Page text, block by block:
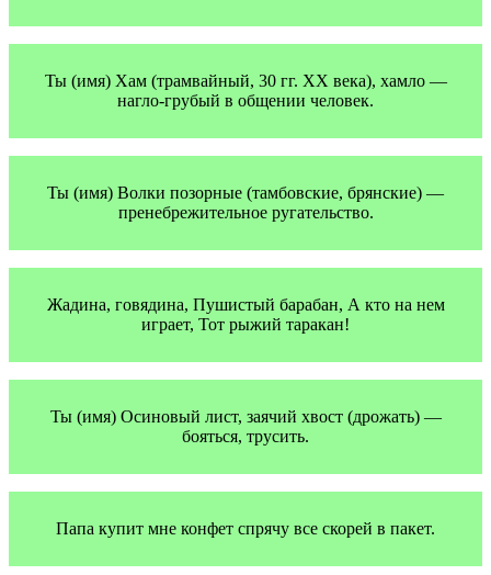
Ты (имя) Хам (трамвайный, 30 гг. ХХ века), хамло —
нагло-грубый в общении человек.
Ты (имя) Волки позорные (тамбовские, брянские) —
пренебрежительное ругательство.
Жадина, говядина, Пушистый барабан, А кто на нем
играет, Тот рыжий таракан!
Ты (имя) Осиновый лист, заячий хвост (дрожать) —
бояться, трусить.
Папа купит мне конфет спрячу все скорей в пакет.